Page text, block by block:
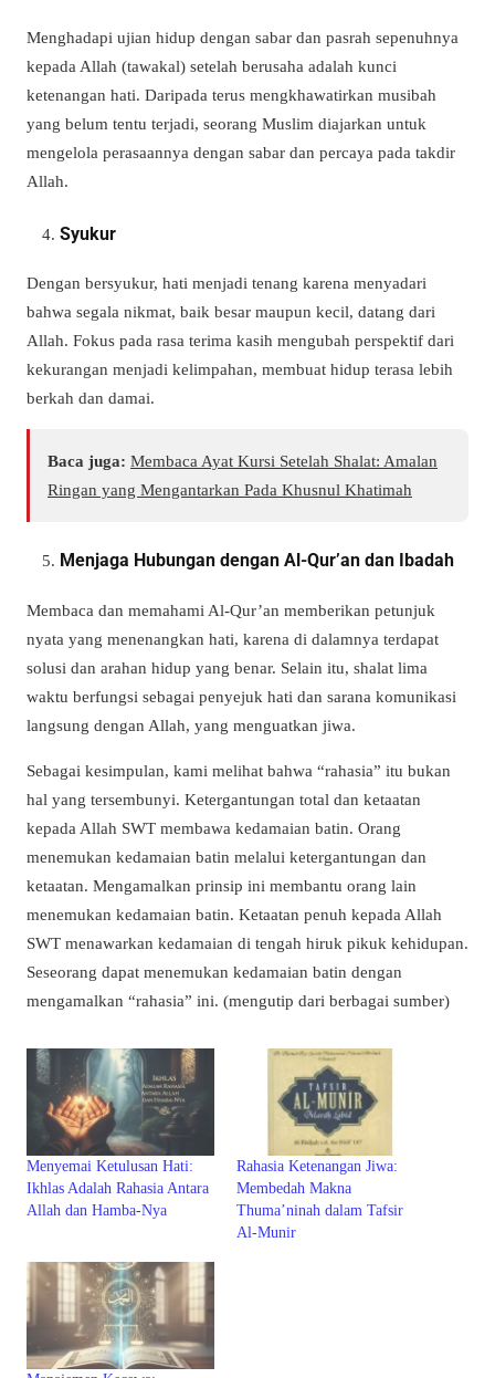
Menghadapi ujian hidup dengan sabar dan pasrah sepenuhnya
kepada Allah (tawakal) setelah berusaha adalah kunci
ketenangan hati. Daripada terus mengkhawatirkan musibah
yang belum tentu terjadi, seorang Muslim diajarkan untuk
mengelola perasaannya dengan sabar dan percaya pada takdir
Allah.
Syukur
Dengan bersyukur, hati menjadi tenang karena menyadari
bahwa segala nikmat, baik besar maupun kecil, datang dari
Allah. Fokus pada rasa terima kasih mengubah perspektif dari
kekurangan menjadi kelimpahan, membuat hidup terasa lebih
berkah dan damai.
Baca juga: Membaca Ayat Kursi Setelah Shalat: Amalan
Ringan yang Mengantarkan Pada Khusnul Khatimah
Menjaga Hubungan dengan Al-Qur’an dan Ibadah
Membaca dan memahami Al-Qur’an memberikan petunjuk
nyata yang menenangkan hati, karena di dalamnya terdapat
solusi dan arahan hidup yang benar. Selain itu, shalat lima
waktu berfungsi sebagai penyejuk hati dan sarana komunikasi
langsung dengan Allah, yang menguatkan jiwa.
Sebagai kesimpulan, kami melihat bahwa “rahasia” itu bukan
hal yang tersembunyi. Ketergantungan total dan ketaatan
kepada Allah SWT membawa kedamaian batin. Orang
menemukan kedamaian batin melalui ketergantungan dan
ketaatan. Mengamalkan prinsip ini membantu orang lain
menemukan kedamaian batin. Ketaatan penuh kepada Allah
SWT menawarkan kedamaian di tengah hiruk pikuk kehidupan.
Seseorang dapat menemukan kedamaian batin dengan
mengamalkan “rahasia” ini. (mengutip dari berbagai sumber)
Menyemai Ketulusan Hati:
Ikhlas Adalah Rahasia Antara
Allah dan Hamba-Nya
Rahasia Ketenangan Jiwa:
Membedah Makna
Thuma’ninah dalam Tafsir
Al-Munir